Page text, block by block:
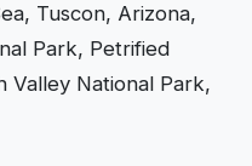
Tuscon, Arizona,
Park, Petrified
Valley National Park,